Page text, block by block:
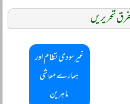
تحریریں
غیر سودی نظام اور
ہمارے معاشی
ماہرین